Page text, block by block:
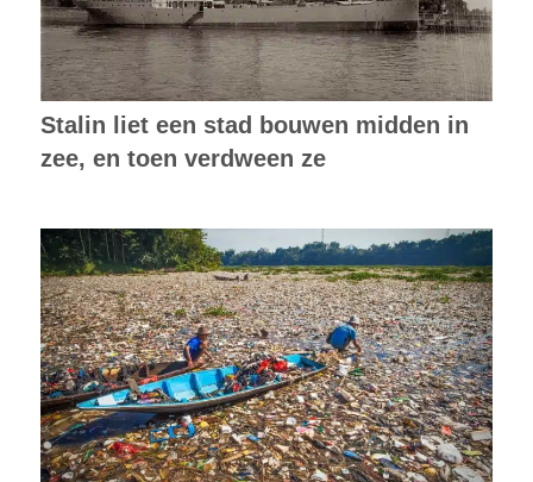
Stalin liet een stad bouwen midden in
zee, en toen verdween ze